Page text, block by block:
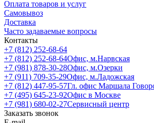
Оплата товаров и услуг
Самовывоз
Доставка
Часто задаваемые вопросы
Контакты
+7 (812) 252-68-64
+7 (812) 252-68-64Офис, м.Нарвская
+7 (981) 878-30-28Офис, м.Озерки
+7 (911) 709-35-29Офис, м.Ладожская
+7 (812) 447-95-57Гл. офис Маршала
+7 (495) 645-23-92Офис в Москве
+7 (981) 680-02-27Сервисный центр
Заказать звонок